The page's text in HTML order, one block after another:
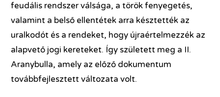
feudális rendszer válsága, a török fenyegetés,
valamint a belső ellentétek arra késztették az
uralkodót és a rendeket, hogy újraértelmezzék az
alapvető jogi kereteket. Így született meg a II.
Aranybulla, amely az előző dokumentum
továbbfejlesztett változata volt.